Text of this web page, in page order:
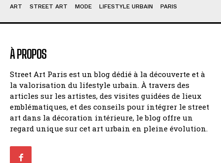
ART STREET ART MODE LIFESTYLE URBAIN PARIS
À PROPOS
Street Art Paris est un blog dédié à la découverte et à
la valorisation du lifestyle urbain. À travers des
articles sur les artistes, des visites guidées de lieux
emblématiques, et des conseils pour intégrer le street
art dans la décoration intérieure, le blog offre un
regard unique sur cet art urbain en pleine évolution.